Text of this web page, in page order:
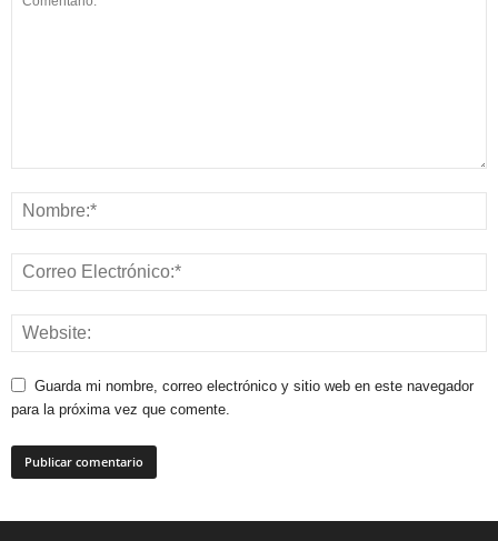
Guarda mi nombre, correo electrónico y sitio web en este navegador
para la próxima vez que comente.